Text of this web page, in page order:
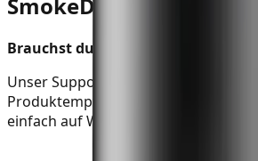
SmokeDex Support
Brauchst du schnelle Hilfe?
Unser Support hilft dir bei Versand,
Produktempfehlungen in wenigen
einfach auf WhatsApp.